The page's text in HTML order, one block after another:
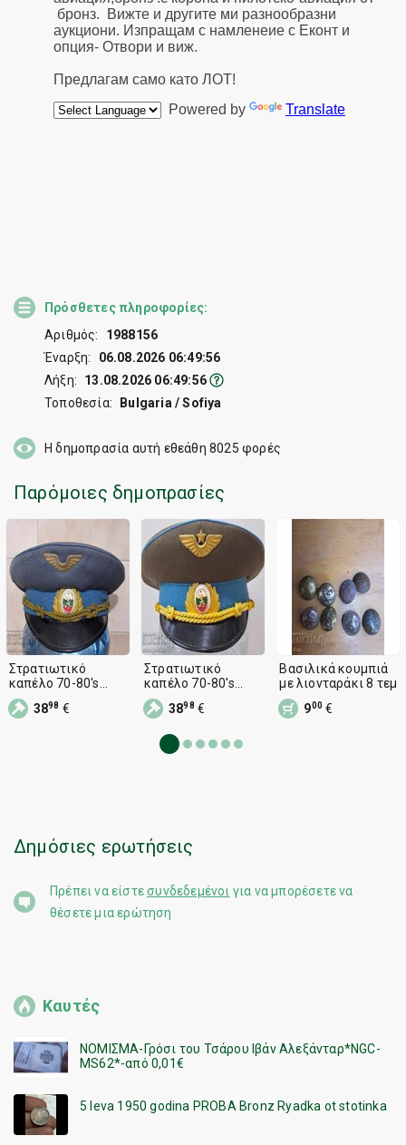
Πρόσθετες πληροφορίες:
Αριθμός:
1988156
Έναρξη:
06.08.2026 06:49:56
Λήξη:
13.08.2026 06:49:56
Τοποθεσία:
Bulgaria / Sofiya
Η δημοπρασία αυτή εθεάθη 8025 φορές
Παρόμοιες δημοπρασίες
Στρατιωτικό
καπέλο 70-80's
πιλότος αεροπόρος
Πολεμικής
3898 €
Στρατιωτικό
καπέλο 70-80's
πιλότος αεροπόρος
Πολεμικής
Δημοκρατίας της
Βουλγαρίας
3898 €
Βασιλικά κουμπιά
με λιονταράκι 8 τεμ
900€
Δημόσιες ερωτήσεις
Πρέπει να είστεσυνδεδεμένοι για να μπορέσετε να
θέσετε μια ερώτηση
Καυτές
ΝΟΜΙΣΜΑ-Γρόσι του Τσάρου Ιβάν Αλεξάνταρ*NGC-
MS62*-από 0,01€
5 leva 1950 godina PROBA Bronz Ryadka ot stotinka